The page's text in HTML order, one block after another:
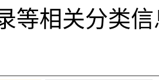
等相关分类